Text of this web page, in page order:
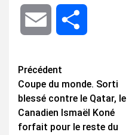
Email
Navigation
d’article
Précédent
Coupe du monde. Sorti
blessé contre le Qatar, le
Canadien Ismaël Koné
forfait pour le reste du